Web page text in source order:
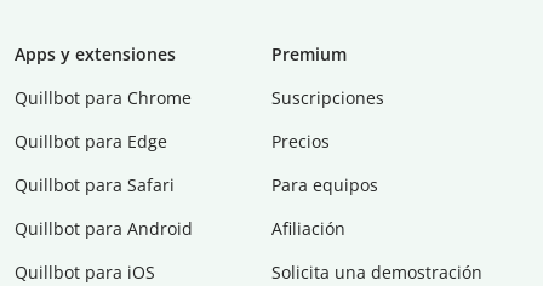
Apps y extensiones
Quillbot para Chrome
Quillbot para Edge
Quillbot para Safari
Quillbot para Android
Quillbot para iOS
Premium
Suscripciones
Precios
Para equipos
Afiliación
Solicita una demostración